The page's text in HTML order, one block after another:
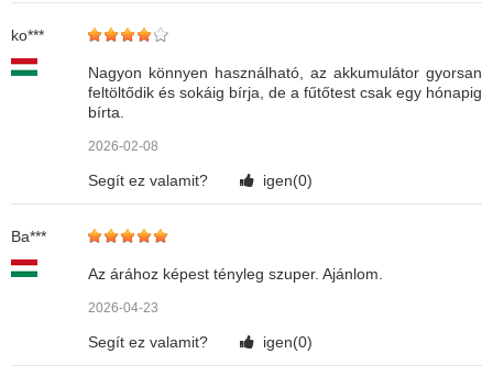
ko***
Nagyon könnyen használható, az akkumulátor gyorsan
feltöltődik és sokáig bírja, de a fűtőtest csak egy hónapig
bírta.
2026-02-08
Segít ez valamit? igen(0)
Ba***
Az árához képest tényleg szuper. Ajánlom.
2026-04-23
Segít ez valamit? igen(0)